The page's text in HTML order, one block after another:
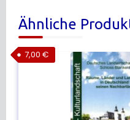
Ähnliche
7,00 €